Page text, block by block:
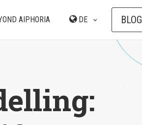
AIPHORIA DE BLOG